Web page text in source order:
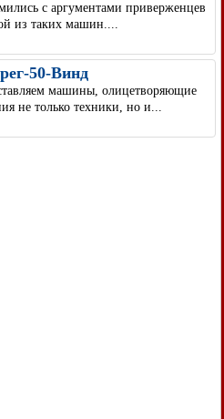
с аргументами приверженцев
из таких машин....
50-Винд
машины, олицетворяющие
не только техники, но и...